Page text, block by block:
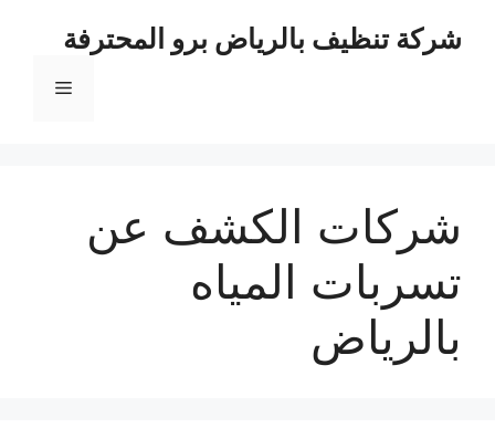
شركة تنظيف بالرياض برو المحترفة
القائمة
شركات الكشف عن
تسربات المياه
بالرياض